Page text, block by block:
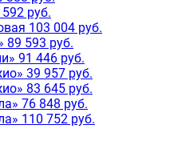
руб.
103 004 руб.
89 593 руб.
91 446 руб.
39 957 руб.
83 645 руб.
76 848 руб.
110 752 руб.